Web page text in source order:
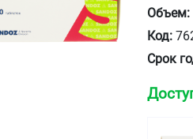
Объем:
Код:
Срок